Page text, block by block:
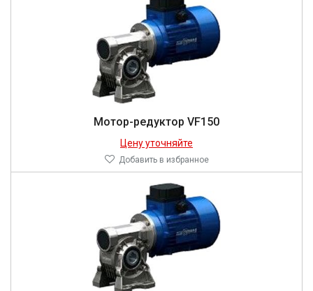
Мотор-редуктор VF150
Цену уточняйте
Добавить в избранное